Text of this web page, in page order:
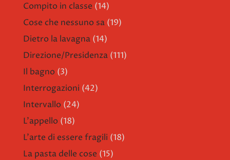
Compito in classe (14)
Cose che nessuno sa (19)
Dietro la lavagna (14)
Direzione/Presidenza (111)
Il bagno (3)
Interrogazioni (42)
Intervallo (24)
L'appello (18)
L'arte di essere fragili (18)
La pasta delle cose (15)